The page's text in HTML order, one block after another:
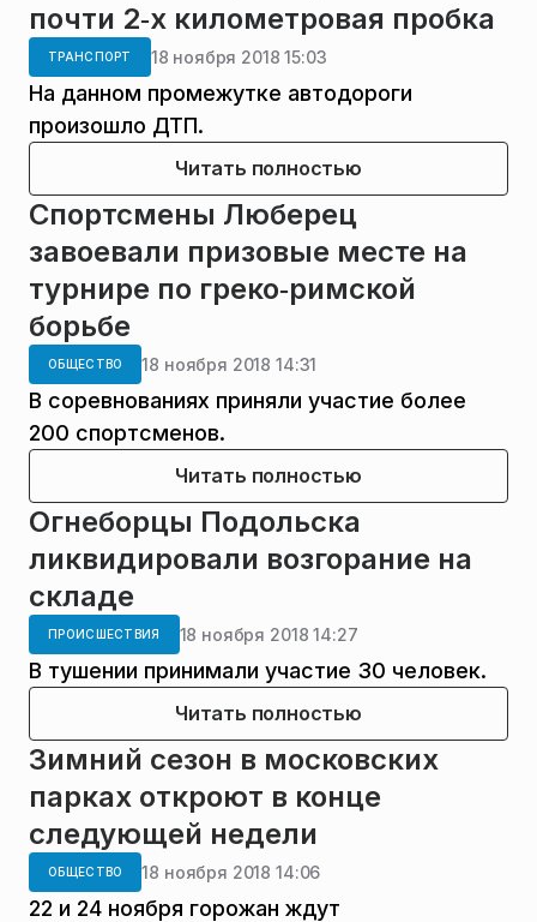
почти 2‑х километровая пробка
ТРАНСПОРТ 18 ноября 2018 15:03
На данном промежутке автодороги
произошло ДТП.
Читать полностью
Спортсмены Люберец
завоевали призовые месте на
турнире по греко‑римской
борьбе
ОБЩЕСТВО 18 ноября 2018 14:31
В соревнованиях приняли участие более
200 спортсменов.
Читать полностью
Огнеборцы Подольска
ликвидировали возгорание на
складе
ПРОИСШЕСТВИЯ 18 ноября 2018 14:27
В тушении принимали участие 30 человек.
Читать полностью
Зимний сезон в московских
парках откроют в конце
следующей недели
ОБЩЕСТВО 18 ноября 2018 14:06
22 и 24 ноября горожан ждут